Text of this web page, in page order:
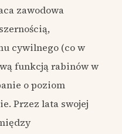
zawodowa
cywilnego (co w
funkcją rabinów w
o poziom
Przez lata swojej